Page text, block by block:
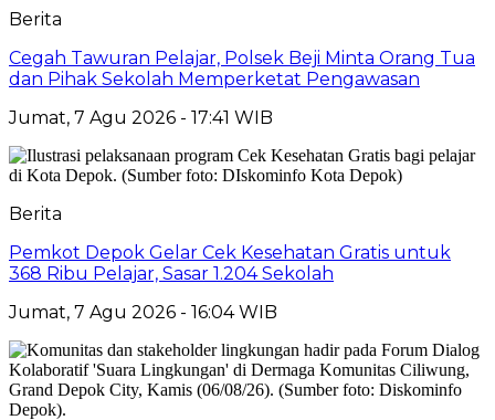
Berita
Cegah Tawuran Pelajar, Polsek Beji Minta Orang Tua
dan Pihak Sekolah Memperketat Pengawasan
Jumat, 7 Agu 2026 - 17:41 WIB
Berita
Pemkot Depok Gelar Cek Kesehatan Gratis untuk
368 Ribu Pelajar, Sasar 1.204 Sekolah
Jumat, 7 Agu 2026 - 16:04 WIB